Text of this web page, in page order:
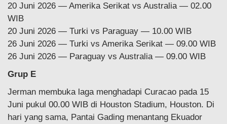
20 Juni 2026 — Amerika Serikat vs Australia — 02.00
WIB
20 Juni 2026 — Turki vs Paraguay — 10.00 WIB
26 Juni 2026 — Turki vs Amerika Serikat — 09.00 WIB
26 Juni 2026 — Paraguay vs Australia — 09.00 WIB
Grup E
Jerman membuka laga menghadapi Curacao pada 15
Juni pukul 00.00 WIB di Houston Stadium, Houston. Di
hari yang sama, Pantai Gading menantang Ekuador